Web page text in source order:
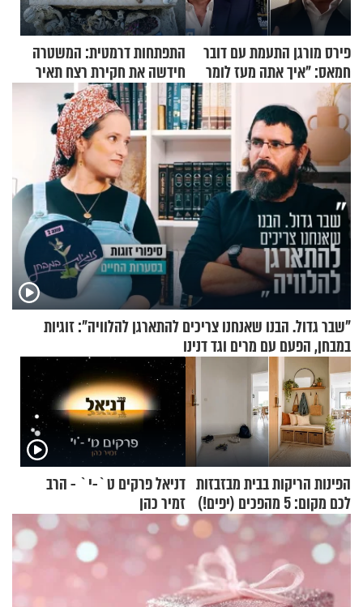
פירס מורגן התעמת עם דובר
חמאס: "איך אתה מעז לומר
שלא ביצעתם פשעי מלחמה?!"
התפתחות דרמטית: המשטרה
חידשה את חקירת רצח תאיר
ראדה
"שבר גדול. הבנו שאנחנו צריכים להתארגן להלוויה": זוגיות
במבחן, הפעם עם מרים וגד דנינו
הפינות הריקות בבית מבזבזות
לכם מקום: 5 מהפכים (יפים!)
שאפשר לעשות כבר היום
דניאל פרקים ט`-י` - הרב
זמיר כהן